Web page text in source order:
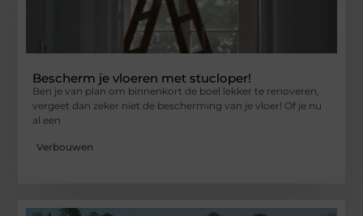
Bescherm je vloeren met stucloper!
Ben je van plan om binnenkort de boel lekker te renoveren,
vergeet dan zeker niet de bescherming van je vloer! Of je nu
al een
Verbouwen